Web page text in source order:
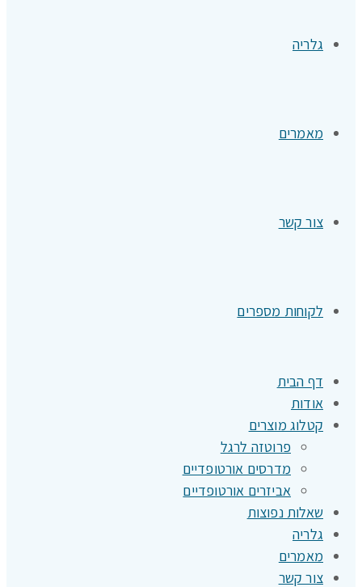
גלריה
מאמרים
צור קשר
לקוחות מספרים
דף הבית
אודות
קטלוג מוצרים
פרוטזה לרגל
מדרסים אורטופדיים
אביזרים אורטופדיים
שאלות נפוצות
גלריה
מאמרים
צור קשר